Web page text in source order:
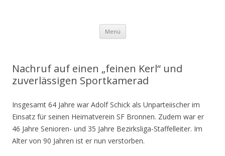
Menü Zum
springen
Nachruf auf einen „feinen Kerl“ und
zuverlässigen Sportkamerad
Insgesamt 64 Jahre war Adolf Schick als Unparteiischer im
Einsatz für seinen Heimatverein SF Bronnen. Zudem war er
46 Jahre Senioren- und 35 Jahre Bezirksliga-Staffelleiter. Im
Alter von 90 Jahren ist er nun verstorben.